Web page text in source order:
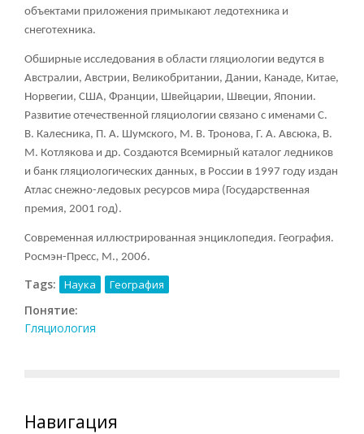
объектами приложения примыкают ледотехника и
снеготехника.
Обширные исследования в области гляциологии ведутся в
Австралии, Австрии, Великобритании, Дании, Канаде, Китае,
Норвегии, США, Франции, Швейцарии, Швеции, Японии.
Развитие отечественной гляциологии связано с именами С.
В. Калесника, П. А. Шумского, М. В. Тронова, Г. А. Авсюка, В.
М. Котлякова и др. Создаются Всемирный каталог ледников
и банк гляциологических данных, в России в 1997 году издан
Атлас снежно-ледовых ресурсов мира (Государственная
премия, 2001 год).
Современная иллюстрированная энциклопедия. География.
Росмэн-Пресс, М., 2006.
Tags: Наука География
Понятие:
Гляциология
Навигация